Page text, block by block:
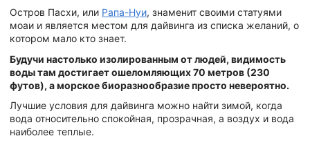
Остров Пасхи, или Рапа-Нуи, знаменит своими статуями
моаи и является местом для дайвинга из списка желаний, о
котором мало кто знает.
Будучи настолько изолированным от людей, видимость
воды там достигает ошеломляющих 70 метров (230
футов), а морское биоразнообразие просто невероятно.
Лучшие условия для дайвинга можно найти зимой, когда
вода относительно спокойная, прозрачная, а воздух и вода
наиболее теплые.